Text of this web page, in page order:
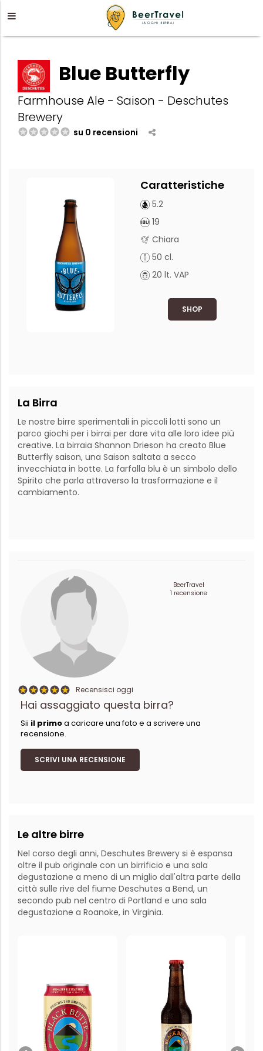
Blue Butterfly
Farmhouse Ale - Saison - Deschutes
Brewery
su 0 recensioni
Caratteristiche
5.2
19
Chiara
50 cl.
20 lt. VAP
SHOP
La Birra
Le nostre birre sperimentali in piccoli lotti sono un
parco giochi per i birrai per dare vita alle loro idee più
creative. La birraia Shannon Drieson ha creato Blue
Butterfly saison, una Saison saltata a secco
invecchiata in botte. La farfalla blu è un simbolo dello
Spirito che parla attraverso la trasformazione e il
cambiamento.
BeerTravel
1 recensione
Recensisci oggi
Hai assaggiato questa birra?
Sii il primoa caricare una foto e a scrivere una
recensione.
SCRIVI UNA RECENSIONE
Le altre birre
Nel corso degli anni, Deschutes Brewery si è espansa
oltre il pub originale con un birrificio e una sala
degustazione a meno di un miglio dall'altra parte della
città sulle rive del fiume Deschutes a Bend, un
secondo pub nel centro di Portland e una sala
degustazione a Roanoke, in Virginia.